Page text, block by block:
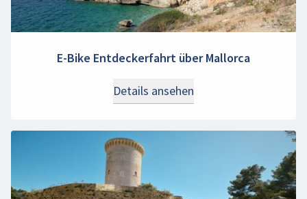
E-Bike Entdeckerfahrt über Mallorca
Details ansehen